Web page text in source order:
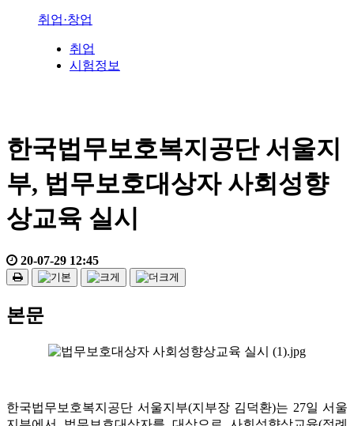
취업·창업
취업
시험정보
한국법무보호복지공단 서울지
부, 법무보호대상자 사회성향
상교육 실시
20-07-29 12:45
본문
한국법무보호복지공단 서울지부(지부장 김덕환)는 27일 서울